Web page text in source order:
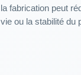
la fabrication peut
vie ou la stabilité du